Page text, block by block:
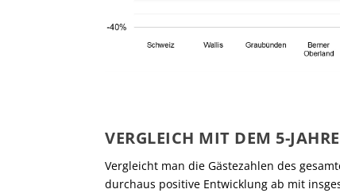
VERGLEICH MIT DEM 5-
Vergleicht man die Gästezahlen des
durchaus positive Entwicklung ab mit